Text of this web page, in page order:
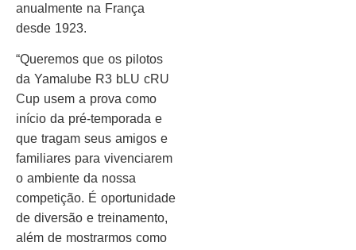
anualmente na França
desde 1923.
“Queremos que os pilotos
da Yamalube R3 bLU cRU
Cup usem a prova como
início da pré-temporada e
que tragam seus amigos e
familiares para vivenciarem
o ambiente da nossa
competição. É oportunidade
de diversão e treinamento,
além de mostrarmos como